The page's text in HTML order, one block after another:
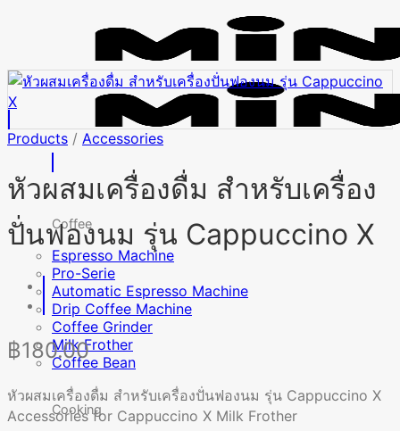
Coffee
Espresso Machine
Pro-Serie
Automatic Espresso Machine
Drip Coffee Machine
Coffee Grinder
Milk Frother
Coffee Bean
Cooking
Products / Accessories
หัวผสมเครื่องดื่ม สำหรับเครื่อง
ปั่นฟองนม รุ่น Cappuccino X
฿180.00
หัวผสมเครื่องดื่ม สำหรับเครื่องปั่นฟองนม รุ่น Cappuccino X
Accessories for Cappuccino X Milk Frother